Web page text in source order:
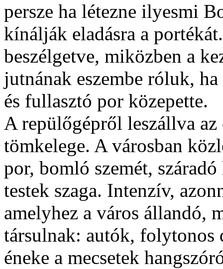
persze ha létezne ilyesmi
kínálják eladásra a
beszélgetve, miközben a
jutnának eszembe róluk,
és fullasztó por közepette.
A repülőgépről leszállva
tömkelege. A városban
por, bomló szemét,
testek szaga. Intenzív,
amelyhez a város állandó,
társulnak: autók, folytonos
éneke a mecsetek